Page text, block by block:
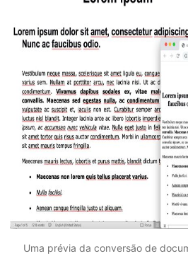
Uma prévia da conversão de